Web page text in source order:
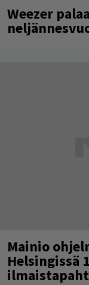
Weezer
Mainio
Helsingissä